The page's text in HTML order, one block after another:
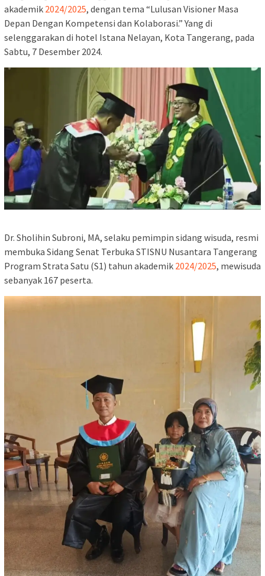
akademik 2024/2025, dengan tema “Lulusan Visioner Masa
Depan Dengan Kompetensi dan Kolaborasi.” Yang di
selenggarakan di hotel Istana Nelayan, Kota Tangerang, pada
Sabtu, 7 Desember 2024.
Dr. Sholihin Subroni, MA, selaku pemimpin sidang wisuda, resmi
membuka Sidang Senat Terbuka STISNU Nusantara Tangerang
Program Strata Satu (S1) tahun akademik 2024/2025, mewisuda
sebanyak 167 peserta.